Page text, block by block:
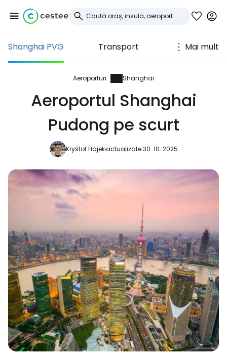
Shanghai PVG Transport Mai mult
Aeroporturi Shanghai
Aeroportul Shanghai
Pudong pe scurt
Kryštof Hájekactualizate 30. 10. 2025
Conectați-vă la
Cestee
... comunitatea mondială a călătorilor
Continuați cu Google
Continuați cu Facebook
Continuați cu e-mailul